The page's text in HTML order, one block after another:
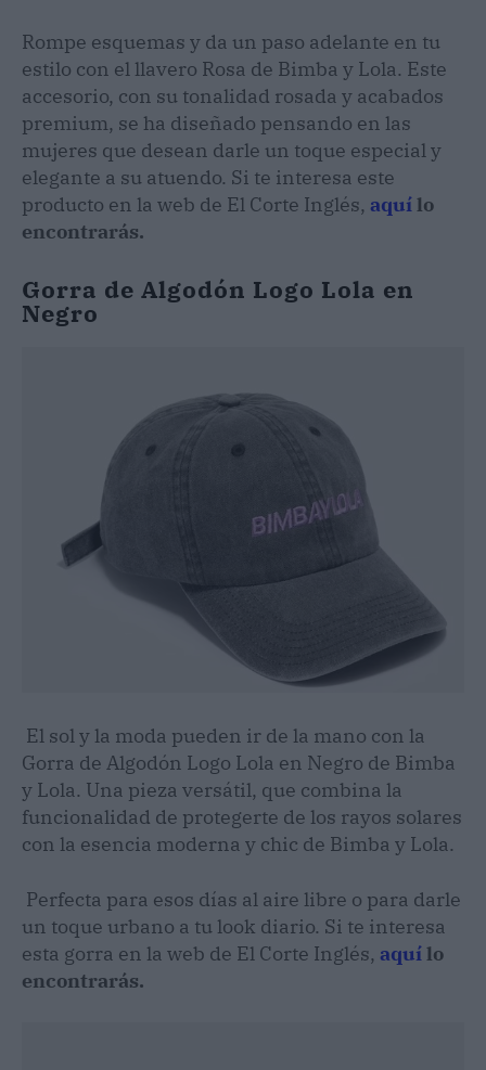
Rompe esquemas y da un paso adelante en tu
estilo con el llavero Rosa de Bimba y Lola. Este
accesorio, con su tonalidad rosada y acabados
premium, se ha diseñado pensando en las
mujeres que desean darle un toque especial y
elegante a su atuendo. Si te interesa este
producto en la web de El Corte Inglés, aquílo
encontrarás.
Gorra de Algodón Logo Lola en
Negro
El sol y la moda pueden ir de la mano con la
Gorra de Algodón Logo Lola en Negro de Bimba
y Lola. Una pieza versátil, que combina la
funcionalidad de protegerte de los rayos solares
con la esencia moderna y chic de Bimba y Lola.
Perfecta para esos días al aire libre o para darle
un toque urbano a tu look diario. Si te interesa
esta gorra en la web de El Corte Inglés, aquílo
encontrarás.